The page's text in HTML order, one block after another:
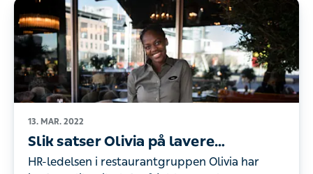
13. MAR. 2022
Slik satser Olivia på lavere
arbeidsplass
HR-ledelsen i restaurantgruppen Olivia har innført
ulike tiltak for å jobbe mot lavere fravær, ved å rette
fokuset på medarbeideres fysiske og psykiske
helse.
Les mer